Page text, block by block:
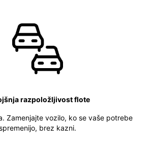
razpoložljivost flote
Zamenjajte vozilo, ko se vaše potrebe
brez kazni.